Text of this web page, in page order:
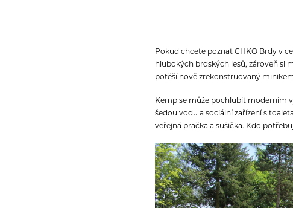
Pokud chcete poznat CHKO Brdy v
hlubokých brdských lesů, zároveň si
potěší nově zrekonstruovaný
Kemp se může pochlubit moderním
šedou vodu a sociální zařízení s
veřejná pračka a sušička. Kdo